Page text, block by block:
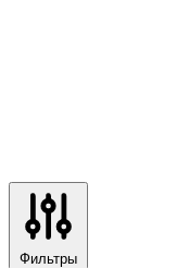
Фильтры